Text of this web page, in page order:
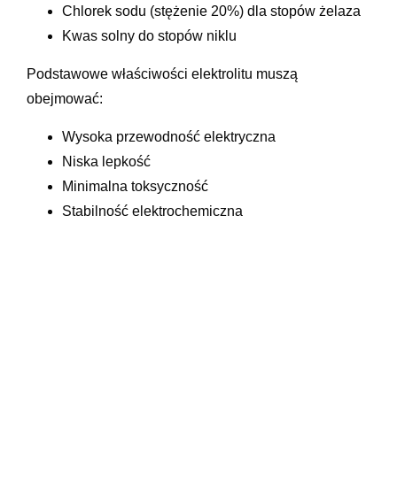
Chlorek sodu (stężenie 20%) dla stopów żelaza
Kwas solny do stopów niklu
Podstawowe właściwości elektrolitu muszą
obejmować:
Wysoka przewodność elektryczna
Niska lepkość
Minimalna toksyczność
Stabilność elektrochemiczna